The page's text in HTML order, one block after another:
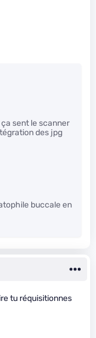
sent le scanner
des jpg
buccale en
tu réquisitionnes